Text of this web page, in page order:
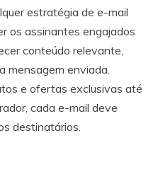
estratégia de e-mail
os assinantes engajados
conteúdo relevante,
mensagem enviada.
e ofertas exclusivas até
cada e-mail deve
destinatários.